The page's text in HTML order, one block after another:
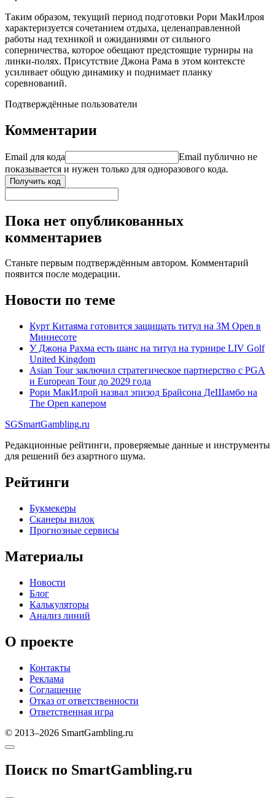
Таким образом, текущий период подготовки Рори МакИлроя
характеризуется сочетанием отдыха, целенаправленной
работы над техникой и ожиданиями от сильного
соперничества, которое обещают предстоящие турниры на
линки-полях. Присутствие Джона Рама в этом контексте
усиливает общую динамику и поднимает планку
соревнований.
Подтверждённые пользователи
Комментарии
Email для кода
Email публично не
показывается и нужен только для одноразового кода.
Получить код
Пока нет опубликованных
комментариев
Станьте первым подтверждённым автором. Комментарий
появится после модерации.
Новости по теме
Курт Китаяма готовится защищать титул на 3M Open в
Миннесоте
У Джона Рахма есть шанс на титул на турнире LIV Golf
United Kingdom
Asian Tour заключил стратегическое партнерство с PGA
и European Tour до 2029 года
Рори МакИлрой назвал эпизод Брайсона ДеШамбо на
The Open капером
SGSmartGambling.ru
Редакционные рейтинги, проверяемые данные и инструменты
для решений без азартного шума.
Рейтинги
Букмекеры
Сканеры вилок
Прогнозные сервисы
Материалы
Новости
Блог
Калькуляторы
Анализ линий
О проекте
Контакты
Реклама
Соглашение
Отказ от ответственности
Ответственная игра
© 2013–2026 SmartGambling.ru
Поиск по SmartGambling.ru